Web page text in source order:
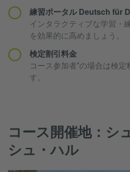
練習ポータル Deutsch für
インタラクティブな学習・
を効果的に高めましょう。
検定割引料金
コース参加者*の場合は検定
す。
コース開催地：シ
シュ・ハル